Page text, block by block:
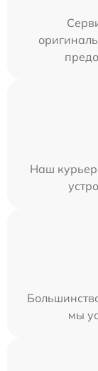
Наш курьер
мы